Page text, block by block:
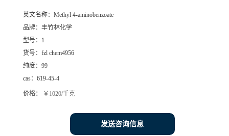
英文名称： Methyl 4-aminobenzoate
品牌： 丰竹林化学
型号： 1
货号： fzl chem4956
纯度： 99
cas： 619-45-4
价格： ￥1020/千克
发送咨询信息